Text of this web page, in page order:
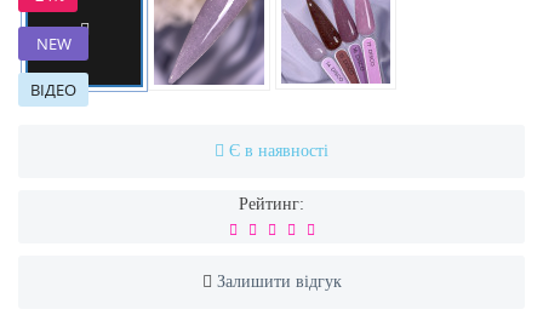
NEW
ВІДЕО
видео
Є в наявності
Рейтинг:
Залишити відгук